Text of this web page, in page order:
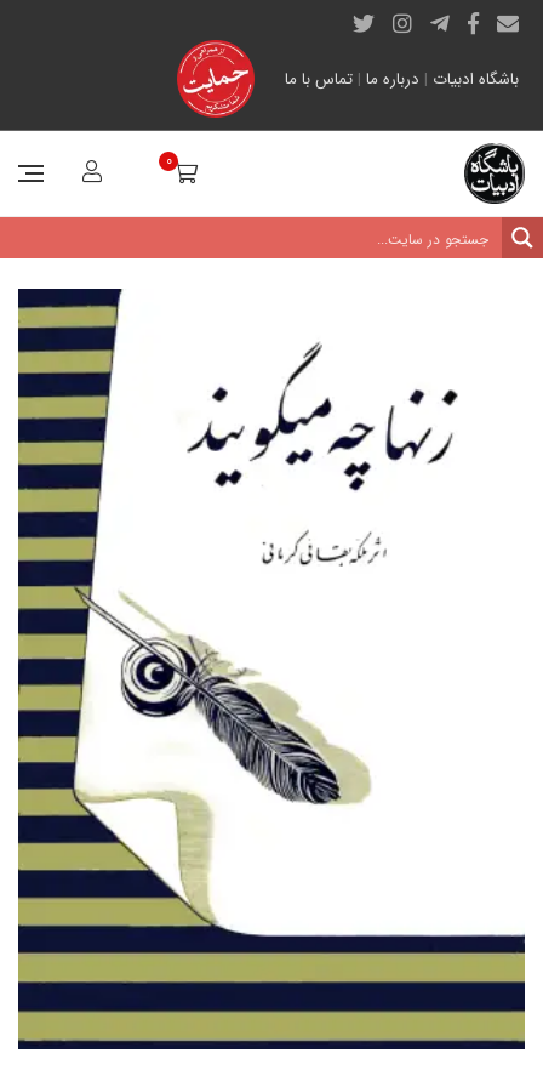
باشگاه ادبیات | درباره ما | تماس با ما
0